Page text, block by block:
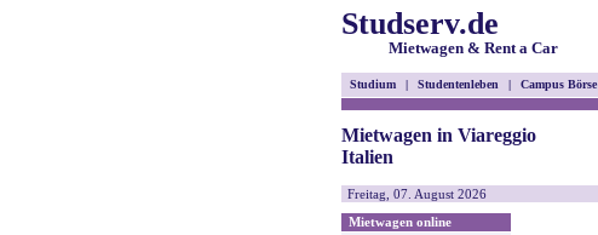
Studserv.de
Mietwagen & Rent a Car
Studium | Studentenleben | Campus Börse
Mietwagen in Viareggio
Italien
Freitag, 07. August 2026
Mietwagen online